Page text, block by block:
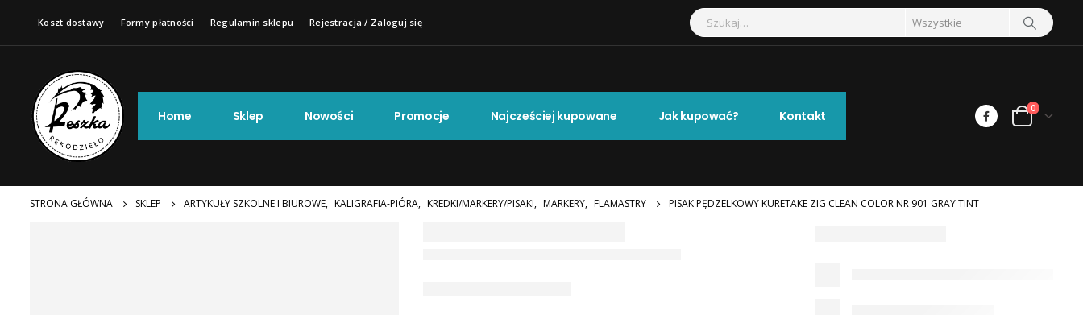
Koszt dostawy Formy płatności Regulamin sklepu Rejestracja / Zaloguj się
Home Sklep Nowości Promocje Najcześciej kupowane Jak kupować? Kontakt 0
STRONA GŁÓWNA SKLEP ARTYKUŁY SZKOLNE I BIUROWE, KALIGRAFIA-PIÓRA, KREDKI/MARKERY/PISAKI, MARKERY, FLAMASTRY PISAK PĘDZELKOWY KURETAKE ZIG CLEAN COLOR NR 901 GRAY TINT